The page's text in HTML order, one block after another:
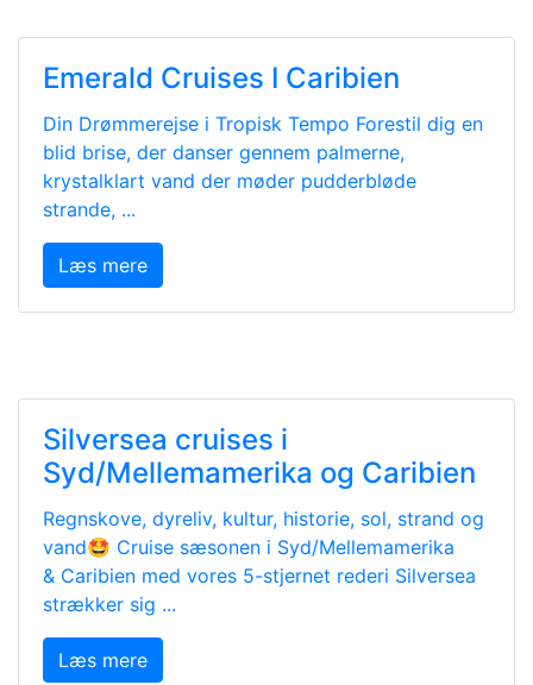
Emerald Cruises I Caribien
Din Drømmerejse i Tropisk Tempo Forestil dig en
blid brise, der danser gennem palmerne,
krystalklart vand der møder pudderbløde
strande, ...
Læs mere
Silversea cruises i
Syd/Mellemamerika og Caribien
Regnskove, dyreliv, kultur, historie, sol, strand og
vand🤩 Cruise sæsonen i Syd/Mellemamerika
& Caribien med vores 5-stjernet rederi Silversea
strækker sig ...
Læs mere